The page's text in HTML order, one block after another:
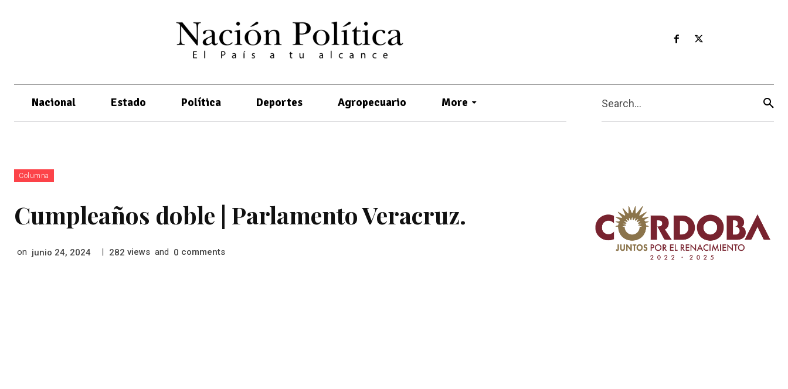
Nacional Estado Política Deportes Agropecuario More Search...
Columna
Cumpleaños doble | Parlamento Veracruz.
on junio 24, 2024 282 views and 0 comments